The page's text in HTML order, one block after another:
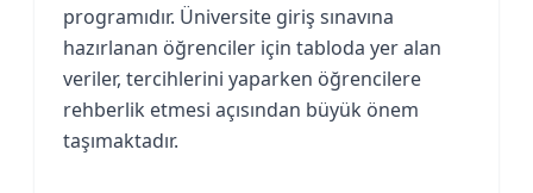
programıdır. Üniversite giriş sınavına
hazırlanan öğrenciler için tabloda yer alan
veriler, tercihlerini yaparken öğrencilere
rehberlik etmesi açısından büyük önem
taşımaktadır.